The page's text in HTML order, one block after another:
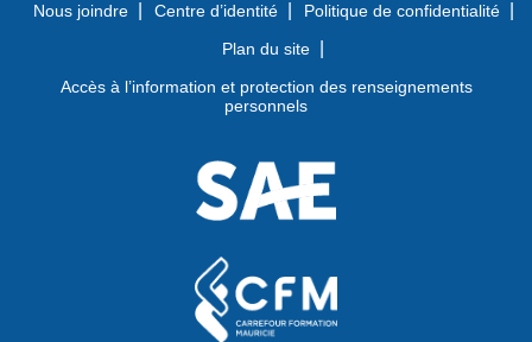
Nous joindre Centre d’identité
Politique de confidentialité
Plan du site
Accès à l’information et protection des renseignements
personnels